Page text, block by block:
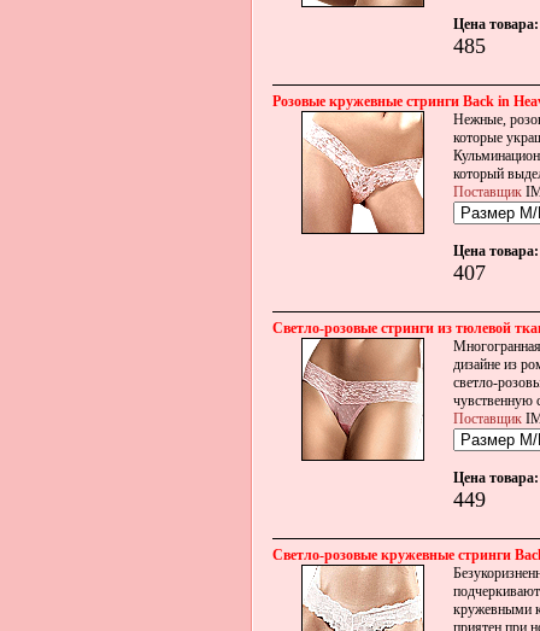
Цена товара:
485
Розовые кружевные стринги Back in
Нежные,
которые
который
Поставщик
Цена товара:
407
Светло-розовые стринги из тюлевой
дизайне из
светло-
чувственную
Поставщик
Цена товара:
449
Светло-розовые кружевные стринги
кружевными